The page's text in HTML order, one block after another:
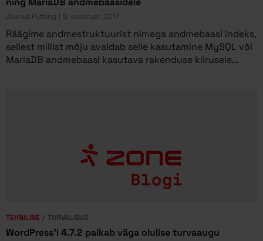
Jaanus Putting 8. veebruar, 2017
Räägime andmestruktuurist nimega andmebaasi indeks,
sellest millist mõju avaldab selle kasutamine MySQL või
MariaDB andmebaasi kasutava rakenduse kiirusele...
TEHNILINE TURVALISUS
WordPress'i 4.7.2 paikab väga olulise turvaaugu